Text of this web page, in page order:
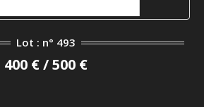
Lot : n° 493
400 € / 500 €